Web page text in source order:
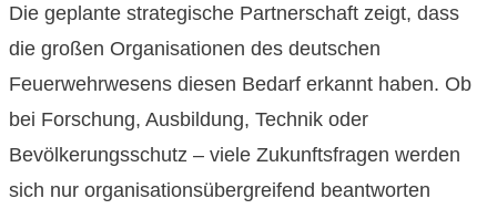
Die geplante strategische Partnerschaft zeigt, dass
die großen Organisationen des deutschen
Feuerwehrwesens diesen Bedarf erkannt haben. Ob
bei Forschung, Ausbildung, Technik oder
Bevölkerungsschutz – viele Zukunftsfragen werden
sich nur organisationsübergreifend beantworten